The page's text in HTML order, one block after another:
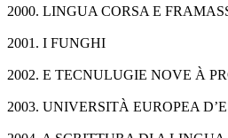
2000. LINGUA CORSA E
2001. I FUNGHI
2002. E TECNULUGIE NOVE À
2003. UNIVERSITÀ EUROPEA